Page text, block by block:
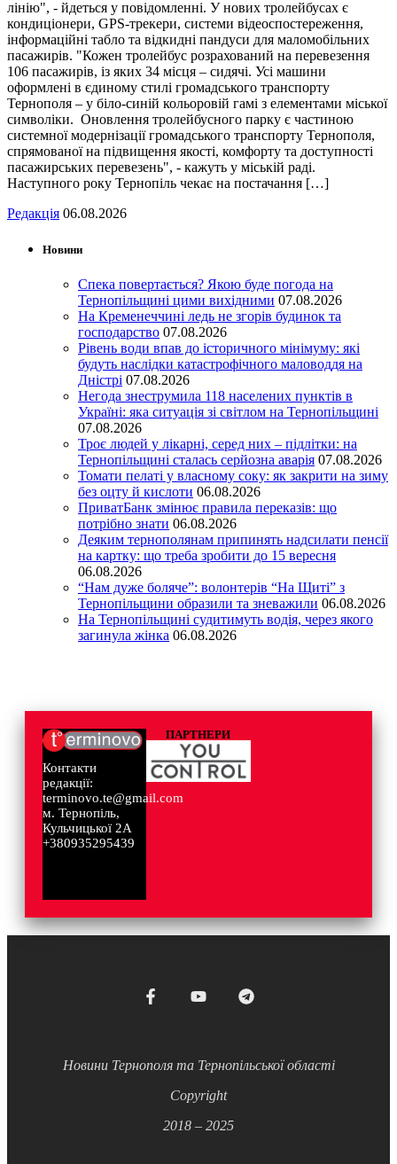
лінію", - йдеться у повідомленні. У нових тролейбусах є
кондиціонери, GPS-трекери, системи відеоспостереження,
інформаційні табло та відкидні пандуси для маломобільних
пасажирів. "Кожен тролейбус розрахований на перевезення
106 пасажирів, із яких 34 місця – сидячі. Усі машини
оформлені в єдиному стилі громадського транспорту
Тернополя – у біло-синій кольоровій гамі з елементами міської
символіки. Оновлення тролейбусного парку є частиною
системної модернізації громадського транспорту Тернополя,
спрямованої на підвищення якості, комфорту та доступності
пасажирських перевезень", - кажуть у міській раді.
Наступного року Тернопіль чекає на постачання […]
Редакція 06.08.2026
Новини
Спека повертається? Якою буде погода на
Тернопільщині цими вихідними 07.08.2026
На Кременеччині ледь не згорів будинок та
господарство 07.08.2026
Рівень води впав до історичного мінімуму: які
будуть наслідки катастрофічного маловоддя на
Дністрі 07.08.2026
Негода знеструмила 118 населених пунктів в
Україні: яка ситуація зі світлом на Тернопільщині
07.08.2026
Троє людей у лікарні, серед них – підлітки: на
Тернопільщині сталась серйозна аварія 07.08.2026
Томати пелаті у власному соку: як закрити на зиму
без оцту й кислоти 06.08.2026
ПриватБанк змінює правила переказів: що
потрібно знати 06.08.2026
Деяким тернополянам припинять надсилати пенсії
на картку: що треба зробити до 15 вересня
06.08.2026
“Нам дуже боляче”: волонтерів “На Щиті” з
Тернопільщини образили та зневажили 06.08.2026
На Тернопільщині судитимуть водія, через якого
загинула жінка 06.08.2026
Контакти
редакції:
terminovo.te@gmail.com
м. Тернопіль,
Кульчицької 2А
+380935295439
ПАРТНЕРИ
Новини Тернополя та Тернопільської області
Copyright
2018 – 2025